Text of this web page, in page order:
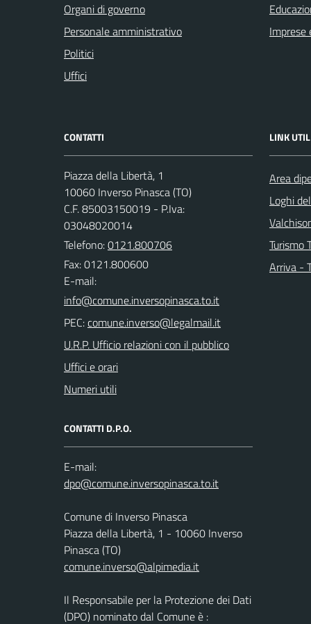
Organi di governo
Personale amministrativo
Politici
Uffici
Imprese
CONTATTI
Piazza della Libertà, 1
10060 Inverso Pinasca (TO)
C.F. 85003150019 - P.Iva:
03048020014
Telefono:0121.800706
Fax: 0121.800600
E-mail:
PEC:
U.R.P. Ufficio relazioni con il pubblico
Uffici e orari
Numeri utili
CONTATTI D.P.O.
E-mail:
Comune di Inverso Pinasca
Piazza della Libertà, 1 - 10060 Inverso
Pinasca (TO)
comune.inverso@alpimedia.it
Il Responsabile per la Protezione dei Dati
(DPO) nominato dal Comune è :
LINK
Area
Loghi
Turismo
Arriva -